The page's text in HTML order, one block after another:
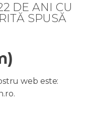
DE ANI CU
SPUSĂ
web este: